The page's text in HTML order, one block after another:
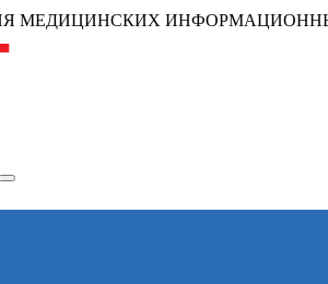
МЕДИЦИНСКИХ